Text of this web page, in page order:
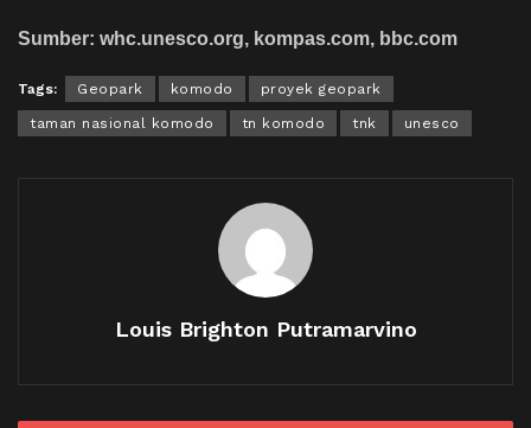
Sumber: whc.unesco.org, kompas.com, bbc.com
Tags: Geopark komodo proyek geopark
taman nasional komodo tn komodo tnk unesco
Louis Brighton Putramarvino